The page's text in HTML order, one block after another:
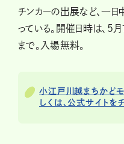
チンカーの出展など、一日
っている。開催日時は、
まで。入場無料。
小江戸川越まちかど
しくは、公式サイトを